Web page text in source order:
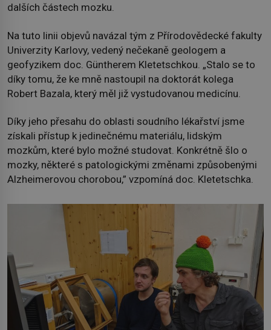
dalších částech mozku.
Na tuto linii objevů navázal tým z Přírodovědecké fakulty
Univerzity Karlovy, vedený nečekaně geologem a
geofyzikem doc. Güntherem Kletetschkou. „Stalo se to
díky tomu, že ke mně nastoupil na doktorát kolega
Robert Bazala, který měl již vystudovanou medicínu.
Díky jeho přesahu do oblasti soudního lékařství jsme
získali přístup k jedinečnému materiálu, lidským
mozkům, které bylo možné studovat. Konkrétně šlo o
mozky, některé s patologickými změnami způsobenými
Alzheimerovou chorobou,” vzpomíná doc. Kletetschka.